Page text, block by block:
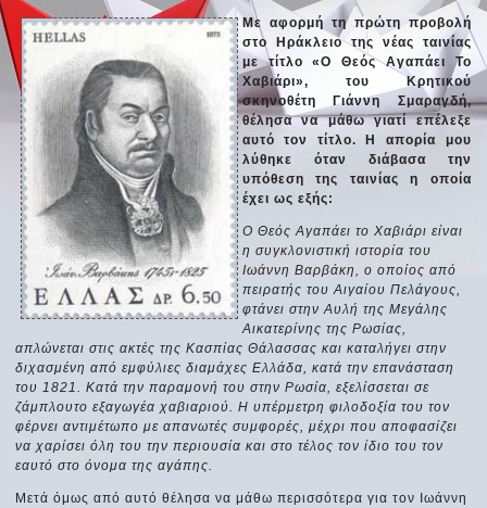
Με αφορμή τη πρώτη προβολή
στο Ηράκλειο της νέας ταινίας
με τίτλο «Ο Θεός Αγαπάει Το
Χαβιάρι», του Κρητικού
σκηνοθέτη Γιάννη Σμαραγδή,
θέλησα να μάθω γιατί επέλεξε
αυτό τον τίτλο. Η απορία μου
λύθηκε όταν διάβασα την
υπόθεση της ταινίας η οποία
έχει ως εξής:
Ο Θεός Αγαπάει το Χαβιάρι είναι
η συγκλονιστική ιστορία του
Ιωάννη Βαρβάκη, ο οποίος από
πειρατής του Αιγαίου Πελάγους,
φτάνει στην Αυλή της Μεγάλης
Αικατερίνης της Ρωσίας,
απλώνεται στις ακτές της Κασπίας Θάλασσας και καταλήγει στην
διχασμένη από εμφύλιες διαμάχες Ελλάδα, κατά την επανάσταση
του 1821. Κατά την παραμονή του στην Ρωσία, εξελίσσεται σε
ζάμπλουτο εξαγωγέα χαβιαριού. Η υπέρμετρη φιλοδοξία του τον
φέρνει αντιμέτωπο με απανωτές συμφορές, μέχρι που αποφασίζει
να χαρίσει όλη του την περιουσία και στο τέλος τον ίδιο του τον
εαυτό στο όνομα της αγάπης.
Μετά όμως από αυτό θέλησα να μάθω περισσότερα για τον Ιωάννη